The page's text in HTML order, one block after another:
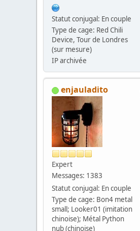
Statut conjugal: En couple
Type de cage: Red Chili
Device, Tour de Londres
(sur mesure)
IP archivée
enjauladito
Expert
Messages: 1383
Statut conjugal: En couple
Type de cage: Bon4 metal
small; Looker01 (imitation
chinoise); Métal Python
nub (chinoise)